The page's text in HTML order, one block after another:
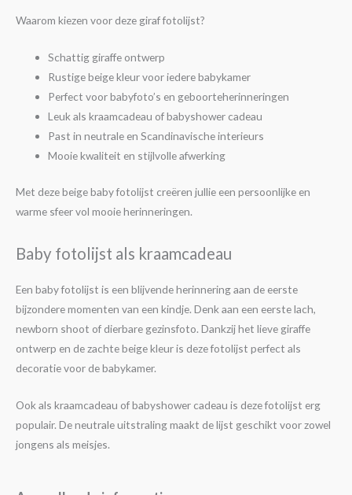
Waarom kiezen voor deze giraf fotolijst?
Schattig giraffe ontwerp
Rustige beige kleur voor iedere babykamer
Perfect voor babyfoto’s en geboorteherinneringen
Leuk als kraamcadeau of babyshower cadeau
Past in neutrale en Scandinavische interieurs
Mooie kwaliteit en stijlvolle afwerking
Met deze beige baby fotolijst creëren jullie een persoonlijke en
warme sfeer vol mooie herinneringen.
Baby fotolijst als kraamcadeau
Een baby fotolijst is een blijvende herinnering aan de eerste
bijzondere momenten van een kindje. Denk aan een eerste lach,
newborn shoot of dierbare gezinsfoto. Dankzij het lieve giraffe
ontwerp en de zachte beige kleur is deze fotolijst perfect als
decoratie voor de babykamer.
Ook als kraamcadeau of babyshower cadeau is deze fotolijst erg
populair. De neutrale uitstraling maakt de lijst geschikt voor zowel
jongens als meisjes.